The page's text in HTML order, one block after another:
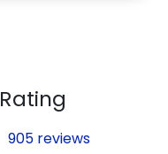
Rating
905 reviews